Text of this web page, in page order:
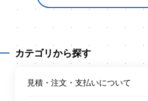
カテゴリから探す
見積・注文・支払いについて